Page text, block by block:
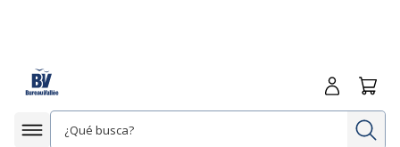
Afficher la navigation
Iniciar